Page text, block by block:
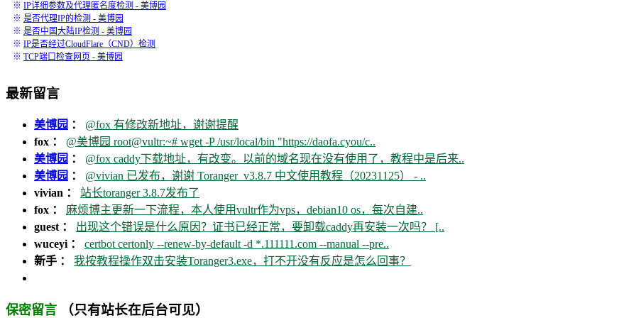
※ IP详细参数及代理匿名度检测 - 美博园
※ 是否代理IP的检测 - 美博园
※ 是否中国大陆IP检测 - 美博园
※ IP是否经过CloudFlare（CND）检测
※ TCP端口检查网页 - 美博园
最新留言
美博园 ： @fox 有修改新地址，谢谢提醒
fox ： @美博园 root@vultr:~# wget -P /usr/local/bin "https://daofa.cyou/c..
美博园 ： @fox caddy下载地址，有改变。以前的域名现在没有使用了，教程中是后来..
美博园 ： @vivian 已发布，谢谢 Toranger_v3.8.7 中文使用教程（20231125） - ..
vivian ： 站长toranger 3.8.7发布了
fox ： 麻烦博主更新一下流程，本人使用vultr作为vps，debian10 os，每次自建..
guest ： 出现这个错误是什么原因？证书已经正常，要卸载caddy再安装一次吗？ [..
wuceyi ： certbot certonly --renew-by-default -d *.111111.com --manual --pre..
新手 ： 我按教程操作双击安装Toranger3.exe，打不开没有反应是怎么回事？
保密留言 （只有站长在后台可见）